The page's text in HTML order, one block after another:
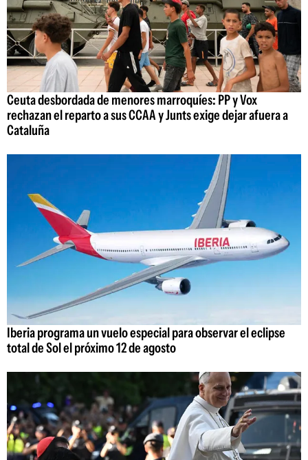
Ceuta desbordada de menores marroquíes: PP y Vox
rechazan el reparto a sus CCAA y Junts exige dejar afuera a
Cataluña
Iberia programa un vuelo especial para observar el eclipse
total de Sol el próximo 12 de agosto